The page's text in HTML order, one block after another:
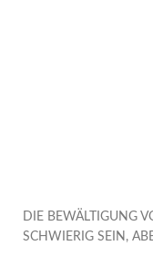
DIE BEWÄLTIGUNG
SCHWIERIG SEIN,